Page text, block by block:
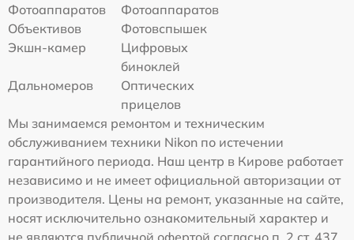
Фотоаппаратов
Фотоаппаратов
Объективов
Фотовспышек
Экшн-камер
Цифровых
биноклей
Дальномеров
Оптических
прицелов
Мы занимаемся ремонтом и техническим
обслуживанием техники Nikon по истечении
гарантийного периода. Наш центр в Кирове работает
независимо и не имеет официальной авторизации от
производителя. Цены на ремонт, указанные на сайте,
носят исключительно ознакомительный характер и
не являются публичной офертой согласно п. 2 ст. 437